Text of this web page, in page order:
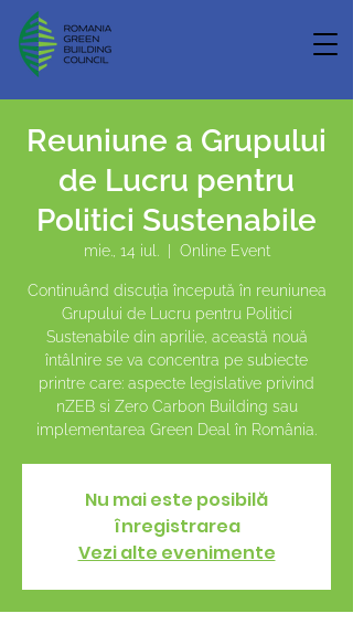
Reuniune a Grupului
de Lucru pentru
Politici Sustenabile
mie., 14 iul. Online Event
Continuând discuția începută în reuniunea
Grupului de Lucru pentru Politici
Sustenabile din aprilie, această nouă
întâlnire se va concentra pe subiecte
printre care: aspecte legislative privind
nZEB si Zero Carbon Building sau
implementarea Green Deal în România.
Nu mai este posibilă
înregistrarea
Vezi alte evenimente